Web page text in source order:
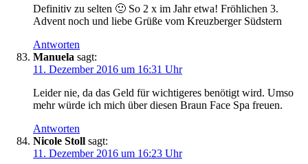
Definitiv zu selten 🙂 So 2 x im Jahr etwa! Fröhlichen 3.
Advent noch und liebe Grüße vom Kreuzberger Südstern
Antworten
Manuela sagt:
11. Dezember 2016 um 16:31 Uhr
Leider nie, da das Geld für wichtigeres benötigt wird. Umso
mehr würde ich mich über diesen Braun Face Spa freuen.
Antworten
Nicole Stoll sagt:
11. Dezember 2016 um 16:23 Uhr